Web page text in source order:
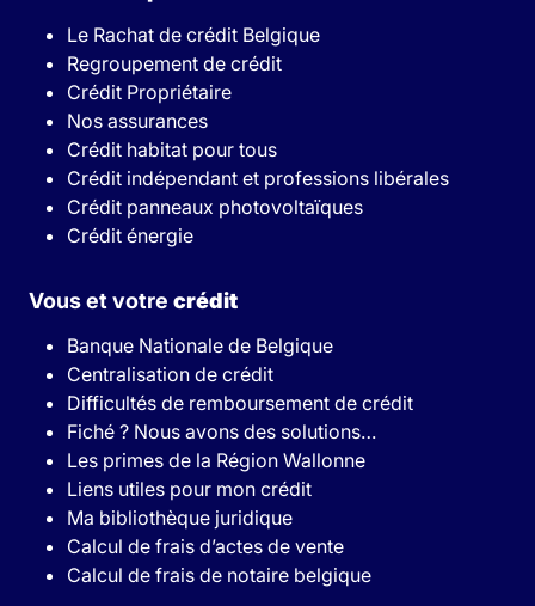
Le Rachat de crédit Belgique
Regroupement de crédit
Crédit Propriétaire
Nos assurances
Crédit habitat pour tous
Crédit indépendant et professions libérales
Crédit panneaux photovoltaïques
Crédit énergie
Vous et votre crédit
Banque Nationale de Belgique
Centralisation de crédit
Difficultés de remboursement de crédit
Fiché ? Nous avons des solutions…
Les primes de la Région Wallonne
Liens utiles pour mon crédit
Ma bibliothèque juridique
Calcul de frais d’actes de vente
Calcul de frais de notaire belgique